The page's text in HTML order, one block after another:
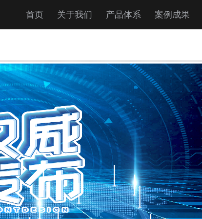
首页 关于我们 产品体系 案例成果